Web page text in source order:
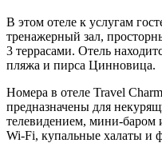
В этом отеле к услугам
тренажерный зал,
3 террасами. Отель
пляжа и пирса Цинновица.
Номера в отеле Travel
предназначены для
телевидением, мини-баром
Wi-Fi, купальные халаты и